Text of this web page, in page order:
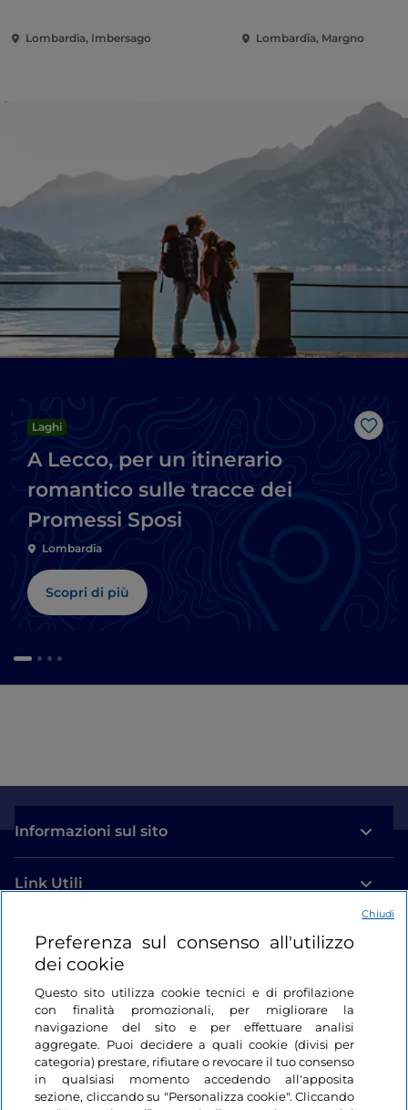
Lombardia, Imbersago Lombardia, Margno
Like
Laghi
A Lecco, per un itinerario
romantico sulle tracce dei
Promessi Sposi
Lombardia
Scopri di più
Informazioni sul sito
Link Utili
Login
Restiamo in contatto
Preferenza sul consenso all'utilizzo
dei cookie
Questo sito utilizza cookie tecnici e di profilazione
con finalità promozionali, per migliorare la
navigazione del sito e per effettuare analisi
aggregate. Puoi decidere a quali cookie (divisi per
categoria) prestare, rifiutare o revocare il tuo consenso
in qualsiasi momento accedendo all'apposita
sezione, cliccando su "Personalizza cookie". Cliccando
Chiudi